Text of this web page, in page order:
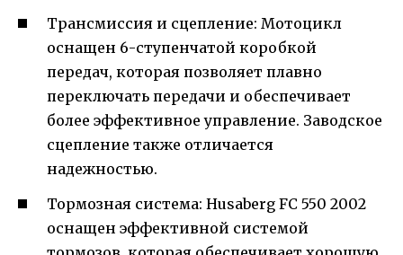
Трансмиссия и сцепление: Мотоцикл
оснащен 6-ступенчатой коробкой
передач, которая позволяет плавно
переключать передачи и обеспечивает
более эффективное управление. Заводское
сцепление также отличается
надежностью.
Тормозная система: Husaberg FC 550 2002
оснащен эффективной системой